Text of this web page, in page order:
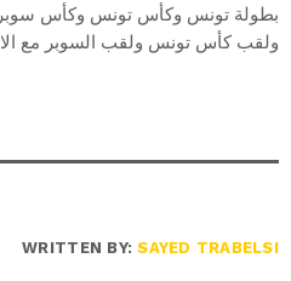
بطولة تونس وكأس تونس وكأس سوبر
ولقب كأس تونس ولقب السوبر مع
WRITTEN BY:SAYED TRABELSI